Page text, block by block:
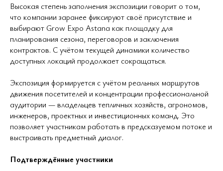
Высокая степень заполнения экспозиции говорит о том,
что компании заранее фиксируют своё присутствие и
выбирают Grow Expo Astana как площадку для
планирования сезона, переговоров и заключения
контрактов. С учётом текущей динамики количество
доступных локаций продолжает сокращаться.
Экспозиция формируется с учётом реальных маршрутов
движения посетителей и концентрации профессиональной
аудитории — владельцев тепличных хозяйств, агрономов,
инженеров, проектных и инвестиционных команд. Это
позволяет участникам работать в предсказуемом потоке и
выстраивать предметный диалог.
Подтверждённые участники